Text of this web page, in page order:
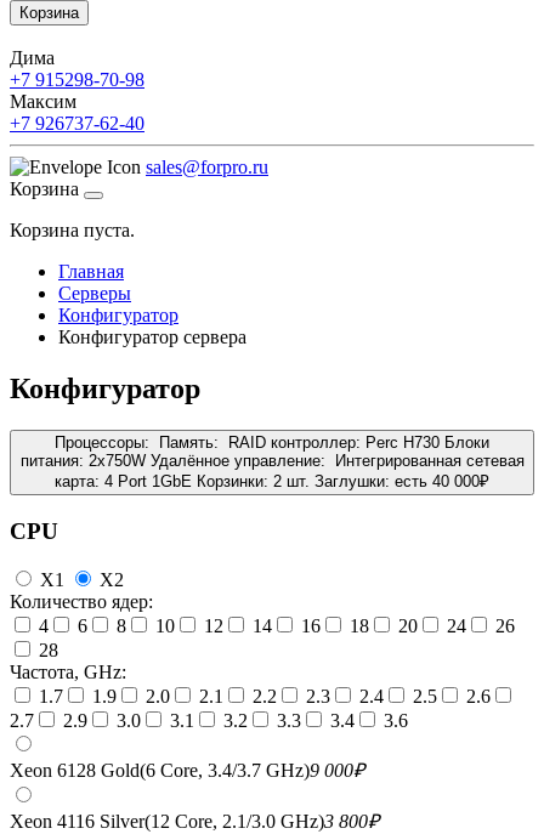
Корзина
Дима
+7 915298-70-98
Максим
+7 926737-62-40
sales@forpro.ru
Корзина
Корзина пуста.
Главная
Серверы
Конфигуратор
Конфигуратор сервера
Конфигуратор
Процессоры: Память: RAID контроллер: Perc H730 Блоки
питания: 2x750W Удалённое управление:
Интегрированная сетевая
карта: 4 Port 1GbE Корзинки: 2 шт. Заглушки: есть 40 000₽
CPU
X1
X2
Количество ядер:
4
6 8 10 12 14 16 18 20 24
26
28
Частота, GHz:
1.7
1.9 2.0 2.1 2.2 2.3 2.4 2.5
2.6
2.7
2.9 3.0 3.1 3.2 3.3 3.4 3.6
Xeon 6128 Gold(6 Core, 3.4/3.7 GHz)9 000₽
Xeon 4116 Silver(12 Core, 2.1/3.0 GHz)3 800₽